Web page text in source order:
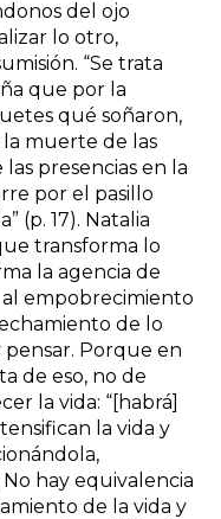
del ojo
lo otro,
“Se trata
que por la
qué soñaron,
muerte de las
presencias en la
por el pasillo
(p. 17). Natalia
transforma lo
la agencia de
empobrecimiento
de lo
pensar. Porque en
de eso, no de
la vida: “[habrá]
la vida y
hay equivalencia
de la vida y